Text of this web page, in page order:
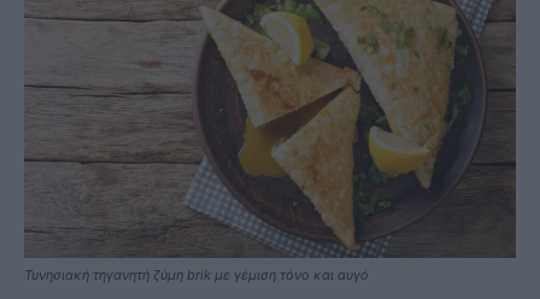
Τυνησιακή τηγανητή ζύμη brik με γέμιση τόνο και αυγό